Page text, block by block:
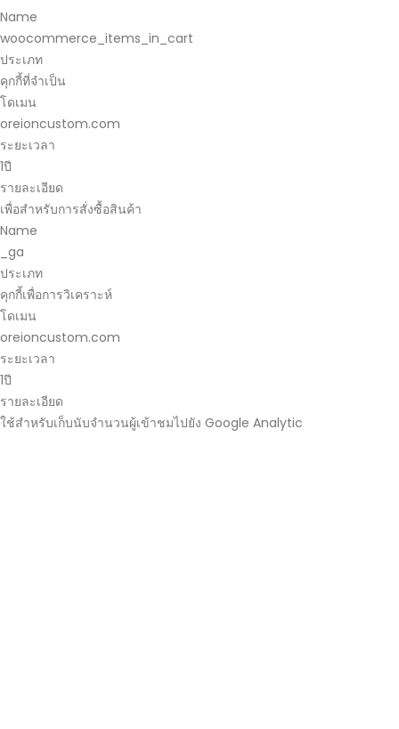
Name
woocommerce_items_in_cart
ประเภท
คุกกี้ที่จำเป็น
โดเมน
oreioncustom.com
ระยะเวลา
1ปี
รายละเอียด
เพื่อสำหรับการสั่งซื้อสินค้า
Name
_ga
ประเภท
คุกกี้เพื่อการวิเคราะห์
โดเมน
oreioncustom.com
ระยะเวลา
1ปี
รายละเอียด
ใช้สำหรับเก็บนับจำนวนผู้เข้าชมไปยัง Google Analytic